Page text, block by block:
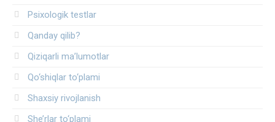
Psixologik testlar
Qanday qilib?
Qiziqarli ma’lumotlar
Qo‘shiqlar to‘plami
Shaxsiy rivojlanish
She’rlar to‘plami